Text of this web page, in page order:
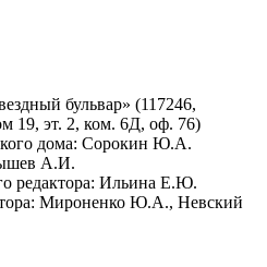
бульвар» (117246,
19, эт. 2, ком. 6Д, оф. 76)
дома: Сорокин Ю.А.
А.И.
редактора: Ильина Е.Ю.
Мироненко Ю.А., Невский